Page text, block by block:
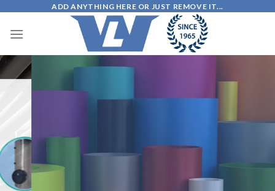
content
ADD ANYTHING HERE OR JUST REMOVE IT...